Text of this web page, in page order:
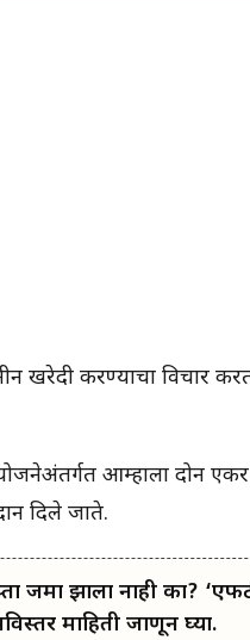
खरेदी करण्याचा विचार
आम्हाला दोन
दिले जाते.
जमा झाला नाही का?
माहिती जाणून घ्या.